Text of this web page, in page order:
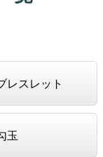
レスレット
玉